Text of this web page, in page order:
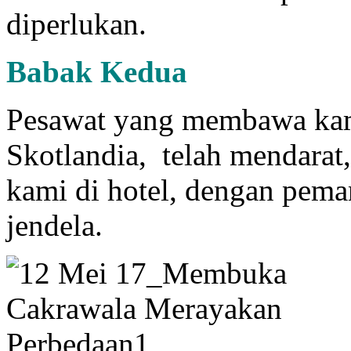
diperlukan.
Babak Kedua
Pesawat yang membawa
Skotlandia, telah
kami di hotel, dengan
jendela.